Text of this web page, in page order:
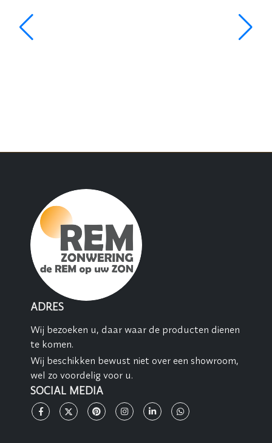
ADRES
Wij bezoeken u, daar waar de producten dienen
te komen.
Wij beschikken bewust niet over een showroom,
wel zo voordelig voor u.
SOCIAL MEDIA